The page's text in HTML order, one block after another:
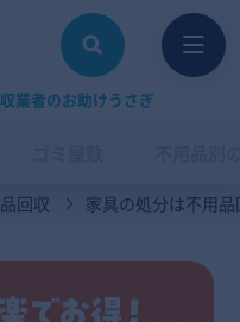
業者のお助けうさぎ
回収 家具の処分は不用